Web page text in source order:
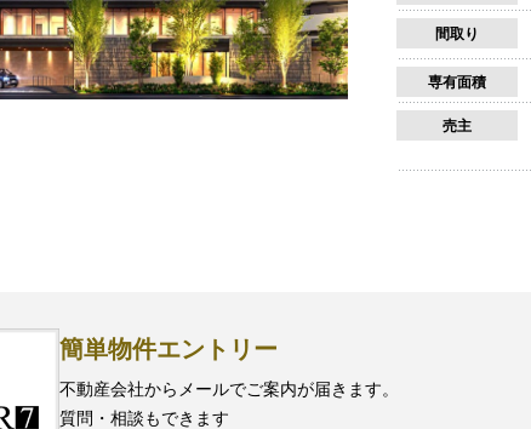
間取り
専有面積
売主
簡単物件エントリー
不動産会社からメールでご案内が届きます。
質問・相談もできます